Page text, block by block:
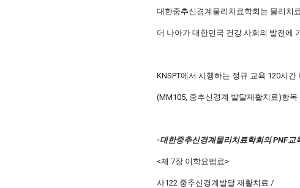
대한중추신경계물리치료학회는 물리치
더 나아가 대한민국 건강 사회의 발전에
KNSPT에서 시행하는 정규 교육 120시
(MM105, 중추신경계 발달재활치료)항
-대한중추신경계물리치료학회의 PNF교
<제 7장 이학요법료>
사122 중추신경계발달 재활치료 /